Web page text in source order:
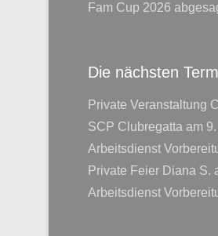
Fam Cup 2026
Die nächsten
Private Veranstaltung
SCP Clubregatta am
Arbeitsdienst
Private Feier Diana S.
Arbeitsdienst